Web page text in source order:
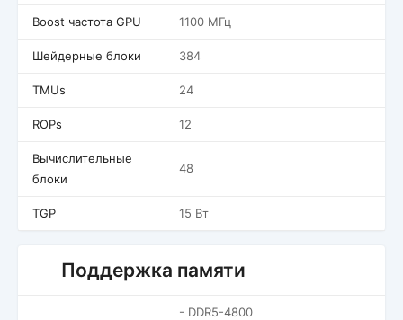
Boost частота GPU 1100 МГц
Шейдерные блоки 384
TMUs 24
ROPs 12
Вычислительные
блоки
48
TGP 15 Вт
Поддержка памяти
- DDR5-4800